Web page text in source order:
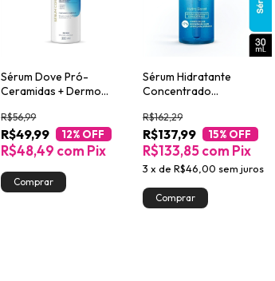
Sérum Dove Pró-
Ceramidas + Dermo
R$49,99
R$56,99
12% OFF
R$48,49 com Pix
Sérum Hidratante
Concentrado
30ml
R$137,99
R$162,29
15% OFF
3 xdeR$46,00 sem juros
R$133,85com Pix